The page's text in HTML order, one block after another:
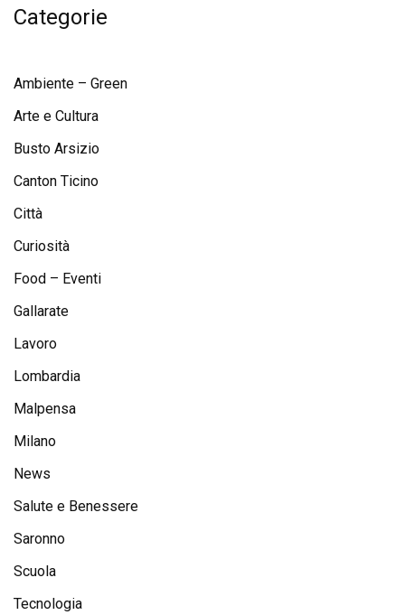
Categorie
Ambiente – Green
Arte e Cultura
Busto Arsizio
Canton Ticino
Città
Curiosità
Food – Eventi
Gallarate
Lavoro
Lombardia
Malpensa
Milano
News
Salute e Benessere
Saronno
Scuola
Tecnologia